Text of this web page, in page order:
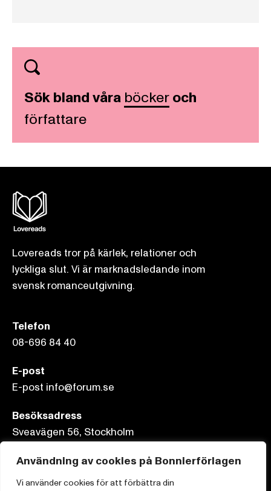
Användning av cookies på Bonnierförlagen
Vi använder cookies för att förbättra din
Sök bland våra böckeroch
författare
Lovereads tror på kärlek, relationer och
lyckliga slut. Vi är marknadsledande inom
svensk romanceutgivning.
Telefon
08-696 84 40
E-post
E-post info@forum.se
Besöksadress
Sveavägen 56, Stockholm
Postadress
Box 3159, 103 63 Stockholm